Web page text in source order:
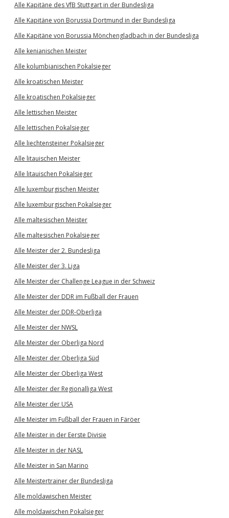
Alle Kapitäne des VfB Stuttgart in der Bundesliga
Alle Kapitäne von Borussia Dortmund in der Bundesliga
Alle Kapitäne von Borussia Mönchengladbach in der Bundesliga
Alle kenianischen Meister
Alle kolumbianischen Pokalsieger
Alle kroatischen Meister
Alle kroatischen Pokalsieger
Alle lettischen Meister
Alle lettischen Pokalsieger
Alle liechtensteiner Pokalsieger
Alle litauischen Meister
Alle litauischen Pokalsieger
Alle luxemburgischen Meister
Alle luxemburgischen Pokalsieger
Alle maltesischen Meister
Alle maltesischen Pokalsieger
Alle Meister der 2. Bundesliga
Alle Meister der 3. Liga
Alle Meister der Challenge League in der Schweiz
Alle Meister der DDR im Fußball der Frauen
Alle Meister der DDR-Oberliga
Alle Meister der NWSL
Alle Meister der Oberliga Nord
Alle Meister der Oberliga Süd
Alle Meister der Oberliga West
Alle Meister der Regionalliga West
Alle Meister der USA
Alle Meister im Fußball der Frauen in Färöer
Alle Meister in der Eerste Divisie
Alle Meister in der NASL
Alle Meister in San Marino
Alle Meistertrainer der Bundesliga
Alle moldawischen Meister
Alle moldawischen Pokalsieger